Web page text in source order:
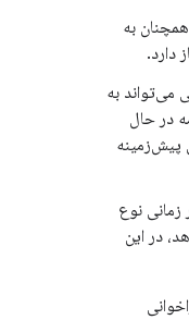
همچنان به
دارد.
می‌تواند به
در حال
نوع
در این